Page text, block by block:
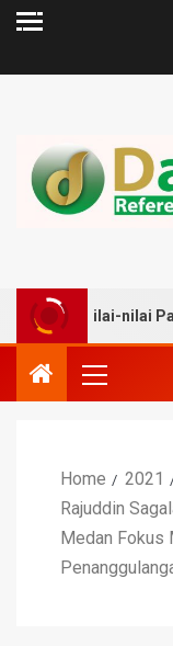
nilai Pancasila
Home 2021
Rajuddin
Medan Fokus